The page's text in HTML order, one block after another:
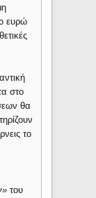
ευρώ
στο
θα
το
του